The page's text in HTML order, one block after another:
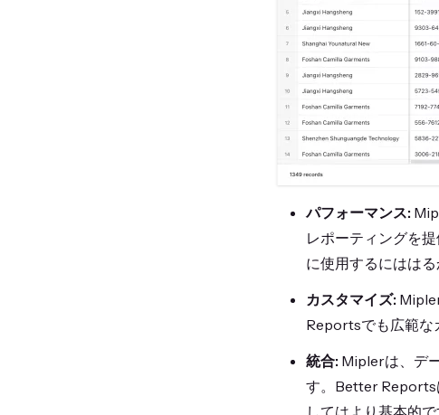
パフォーマンス:
レポーティングを
に使用するにははる
カスタマイズ:
Reportsでも広範な
統合: Miplerは、デ
す。Better Reports
してはより基本的で